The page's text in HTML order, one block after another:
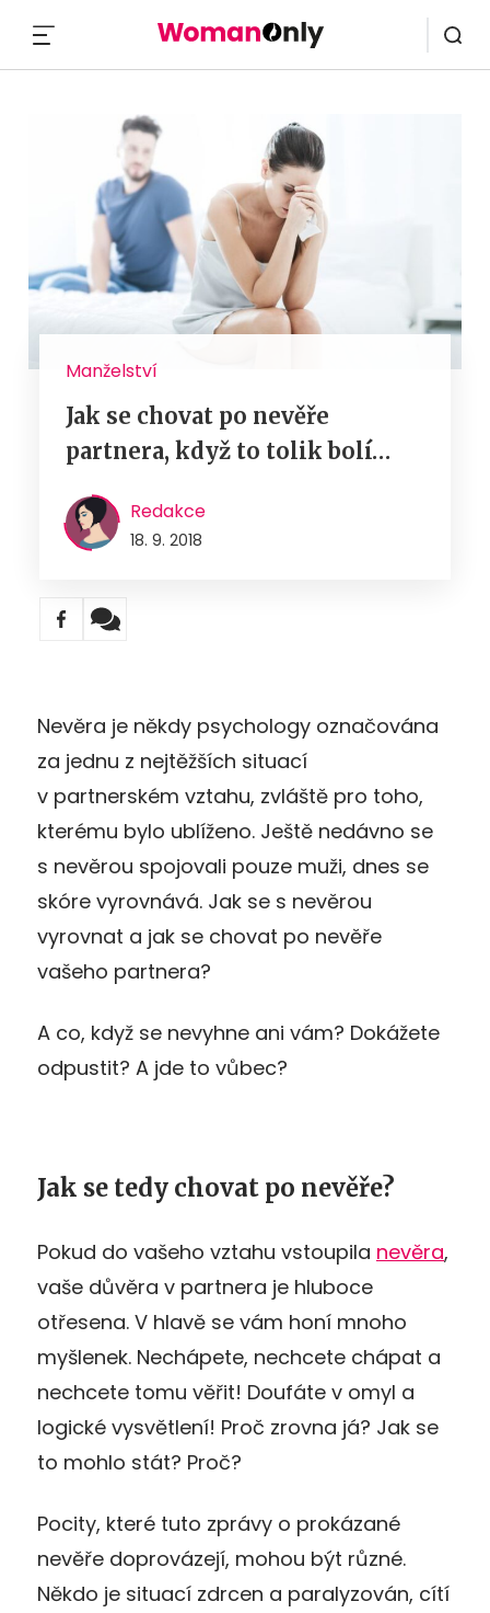
Manželství
Jak se chovat po nevěře
partnera, když to tolik bolí…
Redakce
18. 9. 2018
Nevěra je někdy psychology označována
za jednu z nejtěžších situací
v partnerském vztahu, zvláště pro toho,
kterému bylo ublíženo. Ještě nedávno se
s nevěrou spojovali pouze muži, dnes se
skóre vyrovnává. Jak se s nevěrou
vyrovnat a jak se chovat po nevěře
vašeho partnera?
A co, když se nevyhne ani vám? Dokážete
odpustit? A jde to vůbec?
Jak se tedy chovat po nevěře?
Pokud do vašeho vztahu vstoupila nevěra,
vaše důvěra v partnera je hluboce
otřesena. V hlavě se vám honí mnoho
myšlenek. Nechápete, nechcete chápat a
nechcete tomu věřit! Doufáte v omyl a
logické vysvětlení! Proč zrovna já? Jak se
to mohlo stát? Proč?
Pocity, které tuto zprávy o prokázané
nevěře doprovázejí, mohou být různé.
Někdo je situací zdrcen a paralyzován, cítí